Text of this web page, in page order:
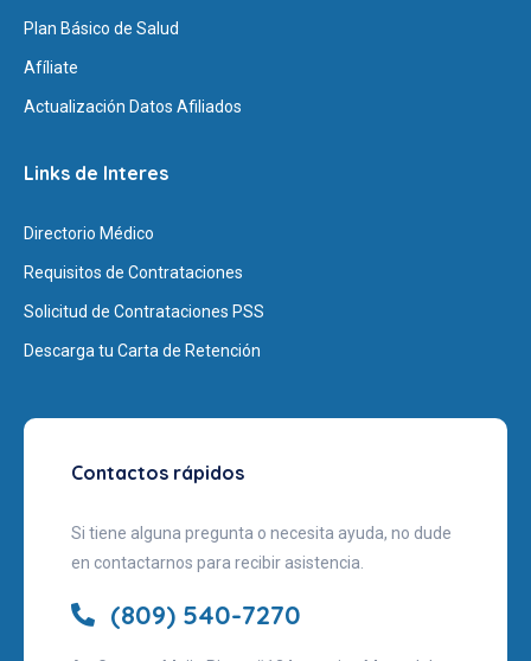
Plan Básico de Salud
Afíliate
Actualización Datos Afiliados
Links de Interes
Directorio Médico
Requisitos de Contrataciones
Solicitud de Contrataciones PSS
Descarga tu Carta de Retención
Contactos rápidos
Si tiene alguna pregunta o necesita ayuda, no dude
en contactarnos para recibir asistencia.
(809) 540-7270